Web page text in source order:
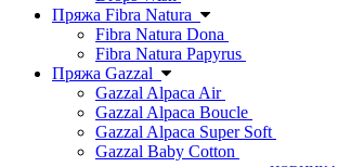
Пряжа Fibra Natura
Fibra Natura Dona
Fibra Natura Papyrus
Пряжа Gazzal
Gazzal Alpaca Air
Gazzal Alpaca Boucle
Gazzal Alpaca Super Soft
Gazzal Baby Cotton